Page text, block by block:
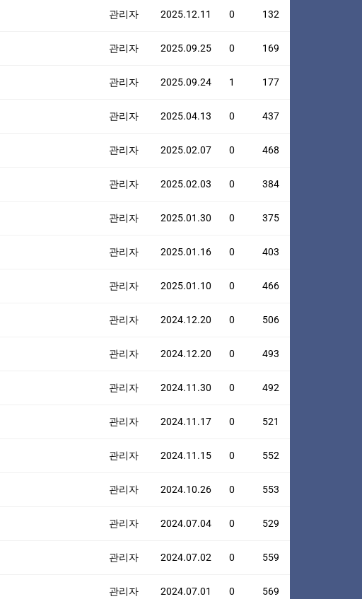
관리자 2025.12.11 0 132
관리자 2025.09.25 0 169
관리자 2025.09.24 1 177
관리자 2025.04.13 0 437
관리자 2025.02.07 0 468
관리자 2025.02.03 0 384
관리자 2025.01.30 0 375
관리자 2025.01.16 0 403
관리자 2025.01.10 0 466
관리자 2024.12.20 0 506
관리자 2024.12.20 0 493
관리자 2024.11.30 0 492
관리자 2024.11.17 0 521
관리자 2024.11.15 0 552
관리자 2024.10.26 0 553
관리자 2024.07.04 0 529
관리자 2024.07.02 0 559
관리자 2024.07.01 0 569